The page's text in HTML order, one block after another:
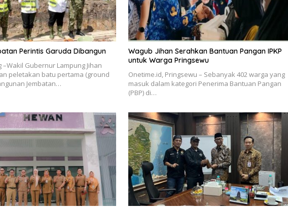
Perintis Garuda Dibangun
–Wakil Gubernur Lampung Jihan
peletakan batu pertama (ground
Jembatan…
Wagub Jihan Serahkan Bantuan Pangan IPKP
untuk Warga Pringsewu
Onetime.id, Pringsewu – Sebanyak 402 warga yang
masuk dalam kategori Penerima Bantuan Pangan
(PBP) di…